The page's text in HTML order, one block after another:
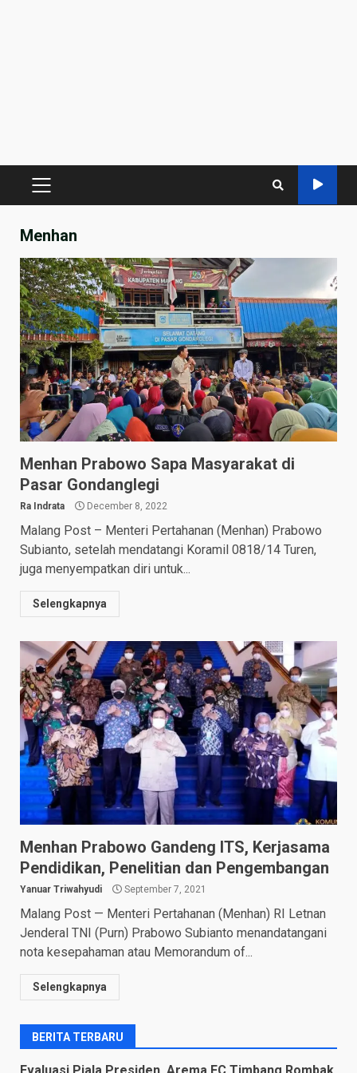
PRIMARY
Menhan
Menhan Prabowo Sapa Masyarakat di
Pasar Gondanglegi
Ra Indrata December 8, 2022
Malang Post – Menteri Pertahanan (Menhan) Prabowo
Subianto, setelah mendatangi Koramil 0818/14 Turen,
juga menyempatkan diri untuk...
Selengkapnya
Menhan Prabowo Gandeng ITS, Kerjasama
Pendidikan, Penelitian dan Pengembangan
Yanuar Triwahyudi September 7, 2021
Malang Post — Menteri Pertahanan (Menhan) RI Letnan
Jenderal TNI (Purn) Prabowo Subianto menandatangani
nota kesepahaman atau Memorandum of...
Selengkapnya
BERITA TERBARU